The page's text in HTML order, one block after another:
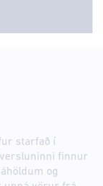
starfað í
finnur
og